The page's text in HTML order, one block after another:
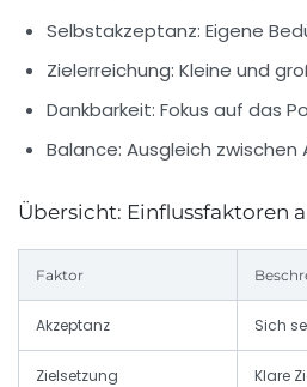
Selbstakzeptanz: Eigene
Zielerreichung: Kleine und
Dankbarkeit: Fokus auf das
Balance: Ausgleich zwischen
Übersicht: Einflussfaktoren
Faktor
Akzeptanz Sich
Zielsetzung Klare